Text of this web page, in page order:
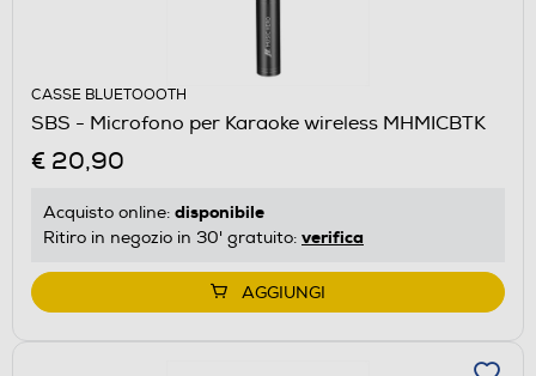
CASSE BLUETOOOTH
SBS - Microfono per Karaoke wireless MHMICBTK
€ 20,90
Acquisto online: disponibile
Ritiro in negozio in 30' gratuito: verifica
AGGIUNGI